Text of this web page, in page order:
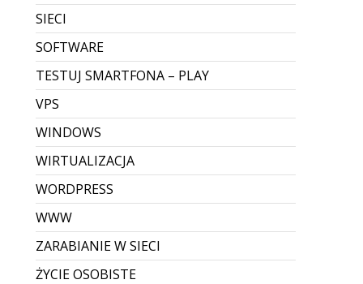
SIECI
SOFTWARE
TESTUJ SMARTFONA – PLAY
VPS
WINDOWS
WIRTUALIZACJA
WORDPRESS
WWW
ZARABIANIE W SIECI
ŻYCIE OSOBISTE